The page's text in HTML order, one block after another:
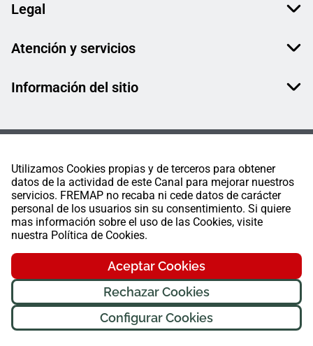
Utilizamos Cookies propias y de terceros para obtener
datos de la actividad de este Canal para mejorar nuestros
servicios. FREMAP no recaba ni cede datos de carácter
personal de los usuarios sin su consentimiento. Si quiere
mas información sobre el uso de las Cookies, visite
nuestra Política de Cookies.
Aceptar Cookies
Rechazar Cookies
Configurar Cookies
Legal
Atención y servicios
Información del sitio
FREMAP Ⓒ Todos los derechos reservados